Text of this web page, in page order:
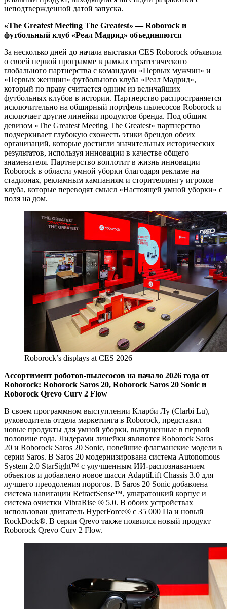
неподтвержденной датой запуска.
«The Greatest Meeting The Greatest» — Roborock и
футбольный клуб «Реал Мадрид» объединяются
За несколько дней до начала выставки CES Roborock объявила
о своей первой программе в рамках стратегического
глобального партнерства с командами «Первых мужчин» и
«Первых женщин» футбольного клуба «Реал Мадрид»,
который по праву считается одним из величайших
футбольных клубов в истории. Партнерство распространяется
исключительно на обширный портфель пылесосов Roborock и
исключает другие линейки продуктов бренда. Под общим
девизом «The Greatest Meeting The Greatest» партнерство
подчеркивает глубокую схожесть этики брендов обеих
организаций, которые достигли значительных исторических
результатов, используя инновации в качестве общего
знаменателя. Партнерство воплотит в жизнь инновации
Roborock в области умной уборки благодаря рекламе на
стадионах, рекламным кампаниям и сторителлингу игроков
клуба, которые переводят смысл «Настоящей умной уборки» с
поля на дом.
Roborock’s displays at CES 2026
Ассортимент роботов-пылесосов на начало 2026 года от
Roborock: Roborock Saros 20, Roborock Saros 20 Sonic и
Roborock Qrevo Curv 2 Flow
В своем программном выступлении Кларби Лу (Clarbi Lu),
руководитель отдела маркетинга в Roborock, представил
новые продукты для умной уборки, выпущенные в первой
половине года. Лидерами линейки являются Roborock Saros
20 и Roborock Saros 20 Sonic, новейшие флагманские модели в
серии Saros. В Saros 20 модернизирована система Autonomous
System 2.0 StarSight™ с улучшенным ИИ-распознаванием
объектов и добавлено новое шасси AdaptiLift Chassis 3.0 для
лучшего преодоления порогов. В Saros 20 Sonic добавлена
система навигации RetractSense™, ультратонкий корпус и
система очистки VibraRise ® 5.0. В обоих устройствах
использован двигатель HyperForce® с 35 000 Па и новый
RockDock®. В серии Qrevo также появился новый продукт —
Roborock Qrevo Curv 2 Flow.